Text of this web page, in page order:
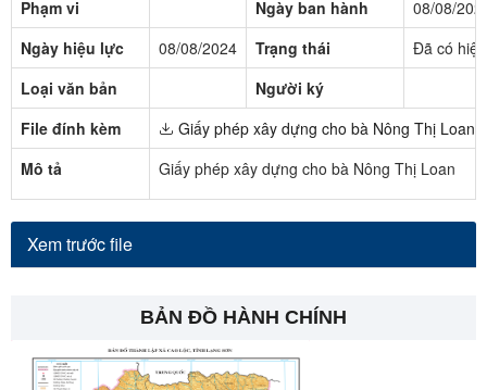
Phạm vi
Ngày ban hành
08/08/
Ngày hiệu lực
08/08/2024 Trạng thái
Đã có
Loại văn bản
Người ký
File đính kèm
Giấy phép xây dựng cho bà Nông Thị Loan
Mô tả
Giấy phép xây dựng cho bà Nông Thị Loan
Xem trước file
BẢN ĐỒ HÀNH CHÍNH